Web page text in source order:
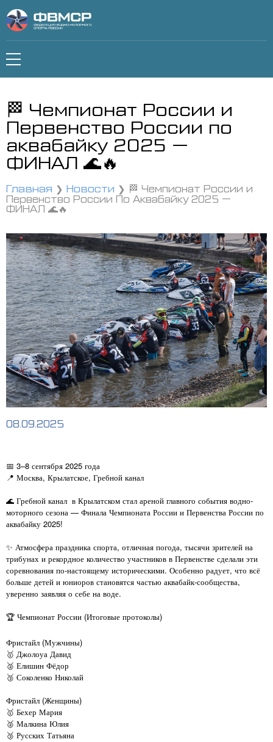
🏁 Чемпионат России и
Первенство России по
аквабайку 2025 —
ФИНАЛ 🌊🔥
Главная Новости
🏁 Чемпионат России и
Первенство России По Аквабайку 2025 —
ФИНАЛ 🌊🔥
08.09.2025
📅 3–8 сентября 2025 года
📍 Москва, Крылатское, Гребной канал
🌊 Гребной канал в Крылатском стал ареной главного события водно-
моторного сезона — Финала Чемпионата России и Первенства России по
аквабайку 2025!
✨ Атмосфера праздника спорта, отличная погода, тысячи зрителей на
трибунах и рекордное количество участников в Первенстве сделали эти
соревнования по-настоящему историческими. Особенно радует, что всё
больше детей и юниоров становятся частью аквабайк-сообщества,
уверенно заявляя о себе на воде.
🏆 Чемпионат России (Итоговые протоколы)
Фристайл (Мужчины)
🥇 Джолоуа Давид
🥈 Елишин Фёдор
🥉 Соколенко Николай
Фристайл (Женщины)
🥇 Бехер Мария
🥈 Малкина Юлия
🥉 Русских Татьяна